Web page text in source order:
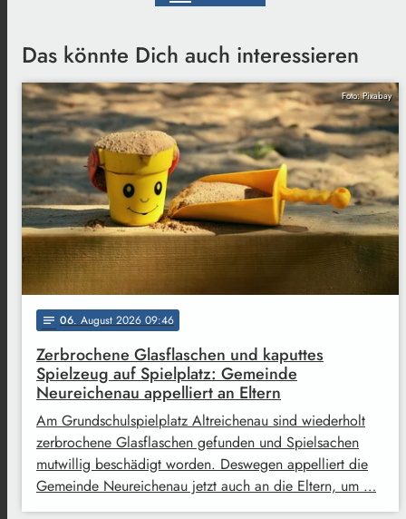
Das könnte Dich auch interessieren
Foto: Pixabay
notes 06. August 2026 09:46
Zerbrochene Glasflaschen und kaputtes
Spielzeug auf Spielplatz: Gemeinde
Neureichenau appelliert an Eltern
Am Grundschulspielplatz Altreichenau sind wiederholt
zerbrochene Glasflaschen gefunden und Spielsachen
mutwillig beschädigt worden. Deswegen appelliert die
Gemeinde Neureichenau jetzt auch an die Eltern, um …